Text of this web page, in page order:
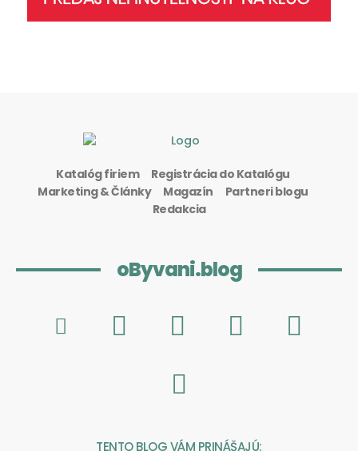
Katalóg firiem
Registrácia do Katalógu
Marketing & Články
Magazín
Partneri blogu
Redakcia
oByvani.blog
TENTO BLOG VÁM PRINÁŠAJÚ: